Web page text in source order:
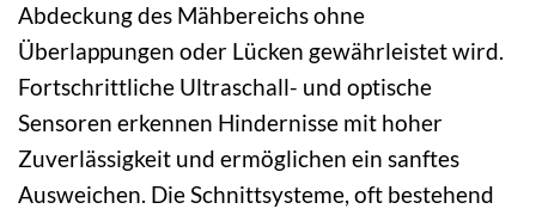
Abdeckung des Mähbereichs ohne
Überlappungen oder Lücken gewährleistet wird.
Fortschrittliche Ultraschall- und optische
Sensoren erkennen Hindernisse mit hoher
Zuverlässigkeit und ermöglichen ein sanftes
Ausweichen. Die Schnittsysteme, oft bestehend